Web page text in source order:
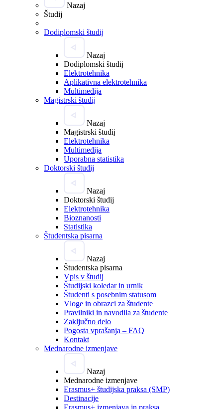
Nazaj
Študij
Dodiplomski študij
Nazaj
Dodiplomski študij
Elektrotehnika
Aplikativna elektrotehnika
Multimedija
Magistrski študij
Nazaj
Magistrski študij
Elektrotehnika
Multimedija
Uporabna statistika
Doktorski študij
Nazaj
Doktorski študij
Elektrotehnika
Bioznanosti
Statistika
Študentska pisarna
Nazaj
Študentska pisarna
Vpis v študij
Študijski koledar in urnik
Študenti s posebnim statusom
Vloge in obrazci za študente
Pravilniki in navodila za študente
Zaključno delo
Pogosta vprašanja – FAQ
Kontakt
Mednarodne izmenjave
Nazaj
Mednarodne izmenjave
Erasmus+ študijska praksa (SMP)
Destinacije
Erasmus+ izmenjava in praksa